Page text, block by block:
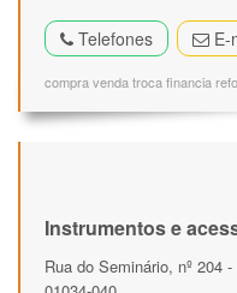
Telefones E-
compra venda troca financia
Instrumentos e
Rua do Seminário, nº 204